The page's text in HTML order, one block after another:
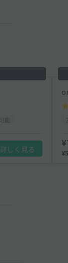
詳しく見る